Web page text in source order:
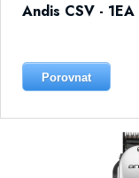
Andis CSV -
Porovnat